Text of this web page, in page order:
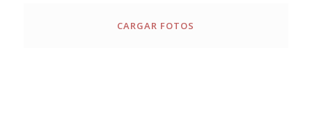
CARGAR FOTOS